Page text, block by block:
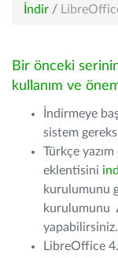
İndir /
Bir önceki
kullanım ve
İndirmeye
sistem
Türkçe
eklentisini
kurulumunu
kurulumunu
yapabilirsiniz.
LibreOffice